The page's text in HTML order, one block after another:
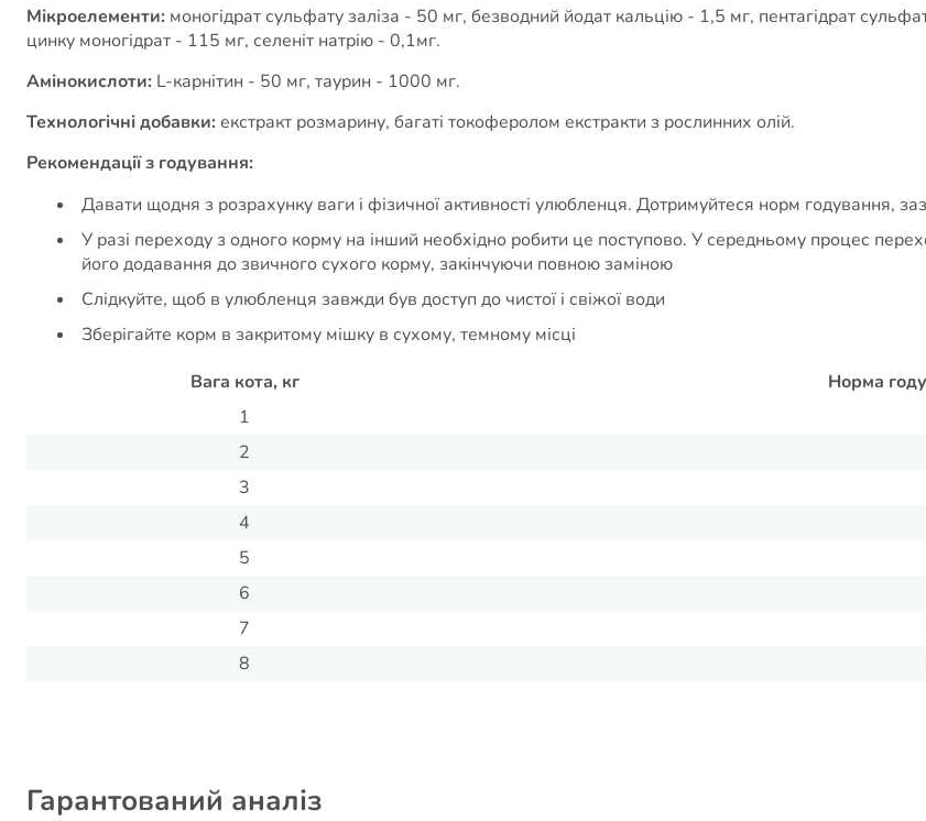
Мікроелементи: моногідрат сульфату заліза - 50 мг, безводний йодат кальцію - 1,5 мг, пентагідрат
цинку моногідрат - 115 мг, селеніт натрію - 0,1мг.
Амінокислоти: L-карнітин - 50 мг, таурин - 1000 мг.
Технологічні добавки: екстракт розмарину, багаті токоферолом екстракти з рослинних олій.
Рекомендації з годування:
Давати щодня з розрахунку ваги і фізичної активності улюбленця. Дотримуйтеся норм годування,
У разі переходу з одного корму на інший необхідно робити це поступово. У середньому процес
його додавання до звичного сухого корму, закінчуючи повною заміною
Слідкуйте, щоб в улюбленця завжди був доступ до чистої і свіжої води
Зберігайте корм в закритому мішку в сухому, темному місці
Вага кота, кг
Норма
1
2
3
4
5
6
7
8
Гарантований аналіз